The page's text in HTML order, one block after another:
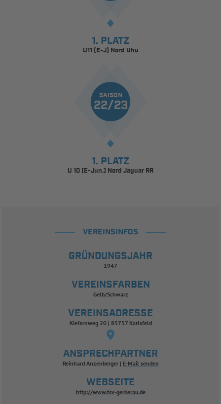
1. PLATZ
U11 (E-J) Nord Uhu
SAISON
22/23
1. PLATZ
U 10 (E-Jun.) Nord Jaguar RR
VEREINSINFOS
GRÜNDUNGSJAHR
1947
VEREINSFARBEN
Gelb/Schwarz
VEREINSADRESSE
Kiefernweg 20 | 85757 Karlsfeld
ANSPRECHPARTNER
Reinhard Anzenberger E-Mail senden
WEBSEITE
http://www.tsv-gerberau.de